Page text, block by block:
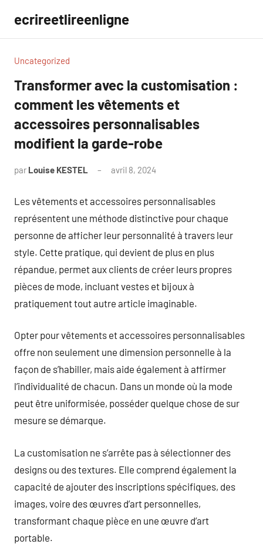
contenu
ecrireetlireenligne
Uncategorized
Transformer avec la customisation :
comment les vêtements et
accessoires personnalisables
modifient la garde-robe
par Louise KESTEL avril 8, 2024
Les vêtements et accessoires personnalisables
représentent une méthode distinctive pour chaque
personne de afficher leur personnalité à travers leur
style. Cette pratique, qui devient de plus en plus
répandue, permet aux clients de créer leurs propres
pièces de mode, incluant vestes et bijoux à
pratiquement tout autre article imaginable.
Opter pour vêtements et accessoires personnalisables
offre non seulement une dimension personnelle à la
façon de s’habiller, mais aide également à affirmer
l’individualité de chacun. Dans un monde où la mode
peut être uniformisée, posséder quelque chose de sur
mesure se démarque.
La customisation ne s’arrête pas à sélectionner des
designs ou des textures. Elle comprend également la
capacité de ajouter des inscriptions spécifiques, des
images, voire des œuvres d’art personnelles,
transformant chaque pièce en une œuvre d’art
portable.